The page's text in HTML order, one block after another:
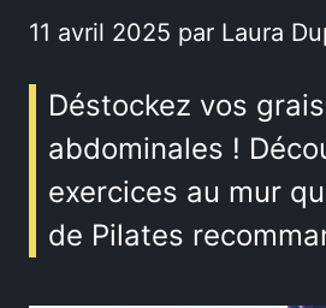
11 avril 2025 par Laura
Déstockez vos
abdominales !
exercices au mur
de Pilates